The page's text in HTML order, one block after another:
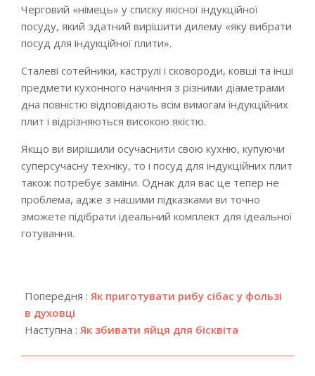
Черговий «німець» у списку якісної індукційної
посуду, який здатний вирішити дилему «яку вибрати
посуд для індукційної плити».
Сталеві сотейники, каструлі і сковороди, ковші та інші
предмети кухонного начиння з різними діаметрами
дна повністю відповідають всім вимогам індукційних
плит і відрізняються високою якістю.
Якщо ви вирішили осучаснити свою кухню, купуючи
суперсучасну техніку, то і посуд для індукційних плит
також потребує заміни. Однак для вас це тепер не
проблема, адже з нашими підказками ви точно
зможете підібрати ідеальний комплект для ідеальної
готування.
05-
07
Попередня : Як приготувати рибу сібас у фользі
в духовці
Наступна : Як збивати яйця для бісквіта